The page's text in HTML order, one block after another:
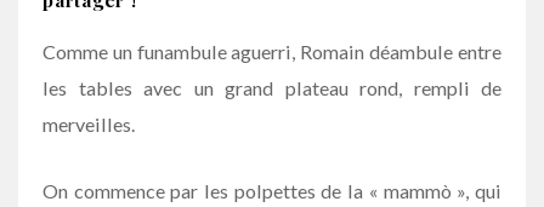
Comme un funambule aguerri, Romain déambule entre
les tables avec un grand plateau rond, rempli de
merveilles.
On commence par les polpettes de la « mammò », qui